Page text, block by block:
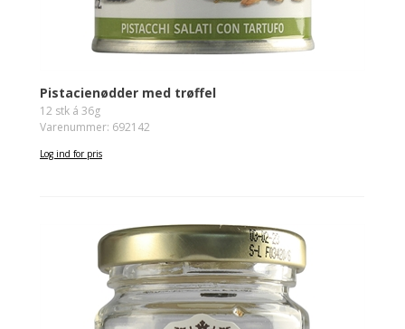
Pistacienødder med trøffel
12 stk á 36g
Varenummer: 692142
Log ind for pris